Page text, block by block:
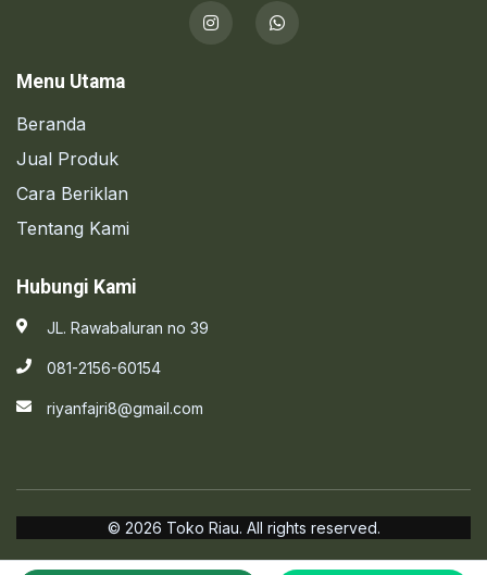
Menu Utama
Beranda
Jual Produk
Cara Beriklan
Tentang Kami
Hubungi Kami
JL. Rawabaluran no 39
081-2156-60154
riyanfajri8@gmail.com
© 2026 Toko Riau. All rights reserved.
Kebijakan PrivasiSyarat & KetentuanBantuan